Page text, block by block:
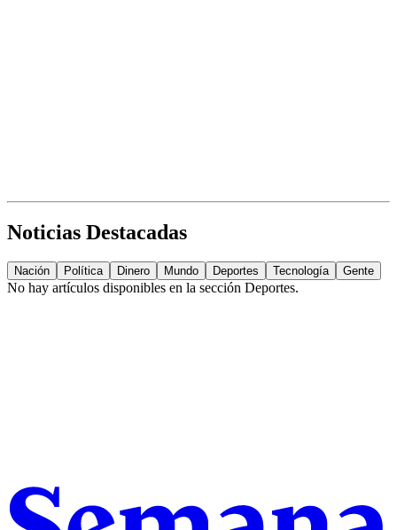
Noticias Destacadas
Nación Política Dinero Mundo Deportes Tecnología Gente
No hay artículos disponibles en la sección Deportes.